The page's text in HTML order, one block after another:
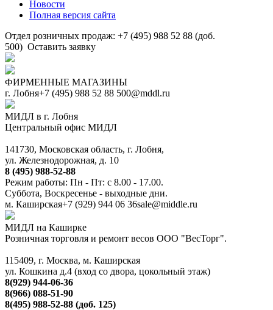
Новости
Полная версия сайта
Отдел розничных продаж: +7 (495) 988 52 88 (доб.
500) Оставить заявку
ФИРМЕННЫЕ МАГАЗИНЫ
г. Лобня+7 (495) 988 52 88 500@mddl.ru
МИДЛ в г. Лобня
Центральный офис МИДЛ
141730, Московская область, г. Лобня,
ул. Железнодорожная, д. 10
8 (495) 988-52-88
Режим работы: Пн - Пт: с 8.00 - 17.00.
Суббота, Воскресенье - выходные дни.
м. Каширская+7 (929) 944 06 36sale@middle.ru
МИДЛ на Каширке
Розничная торговля и ремонт весов ООО "ВесТорг".
115409, г. Москва, м. Каширская
ул. Кошкина д.4 (вход со двора, цокольный этаж)
8(929) 944-06-36
8(966) 088-51-90
8(495) 988-52-88 (доб. 125)